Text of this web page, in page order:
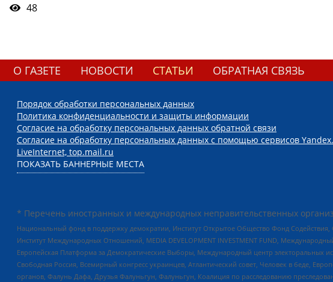
48
О ГАЗЕТЕ НОВОСТИ СТАТЬИ ОБРАТНАЯ СВЯЗЬ
Порядок обработки персональных данных
Политика конфиденциальности и защиты информации
Согласие на обработку персональных данных обратной связи
Согласие на обработку персональных данных с помощью сервисов
LiveInternet, top.mail.ru
ПОКАЗАТЬ БАННЕРНЫЕ МЕСТА
* Перечень иностранных и международных неправительственных
Национальный фонд в поддержку демократии, Институт Открытое Общество Фонд
Институт Международных Отношений, MEDIA DEVELOPMENT INVESTMENT FUND,
Европейская Платформа за Демократические Выборы, Международный центр
Свободная Россия, Всемирный конгресс украинцев, Атлантический совет, Человек в беде,
органов, Фалунь Дафа, Друзья Фалуньгун, Фалуньгун, Коалиция по расследованию